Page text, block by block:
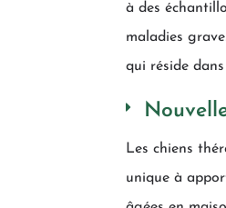
à des
maladies
qui réside
Les chiens
unique à